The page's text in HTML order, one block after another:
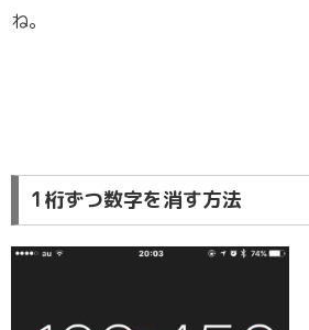
ね。
1桁ずつ数字を消す方法